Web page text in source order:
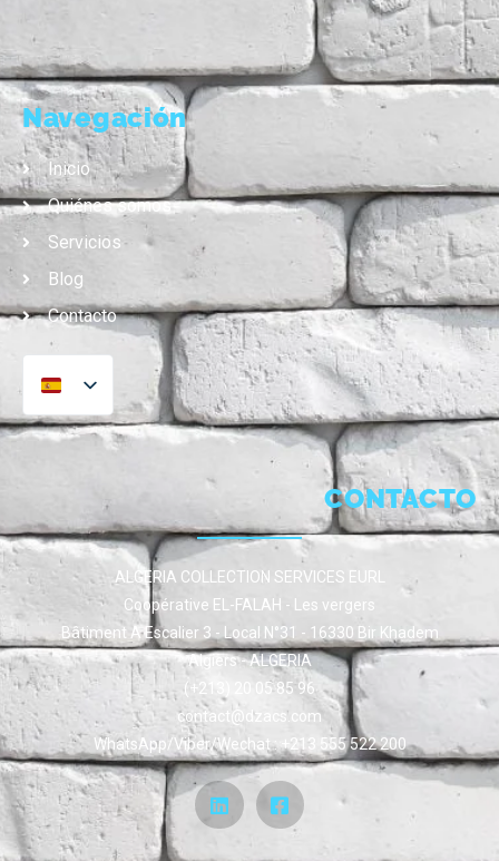
Navegación
Inicio
Quiénes somos
Servicios
Blog
Contacto
CONTACTO
ALGERIA COLLECTION SERVICES EURL
Coopérative EL-FALAH - Les vergers
Bâtiment A Escalier 3 - Local N°31 - 16330 Bir Khadem
Algiers - ALGERIA
(+213) 20 05 85 96
contact@dzacs.com
WhatsApp/Viber/Wechat : +213 555 522 200